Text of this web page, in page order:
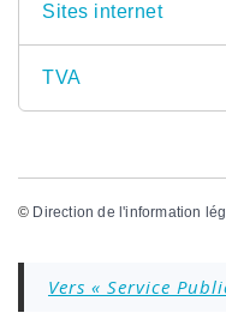
Sites internet
TVA
© Direction de l'information
Vers « Service